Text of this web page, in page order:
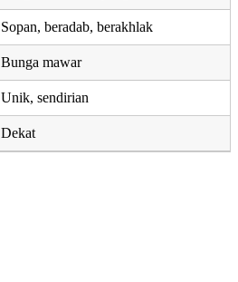
Sopan, beradab, berakhlak
Bunga mawar
Unik, sendirian
Dekat